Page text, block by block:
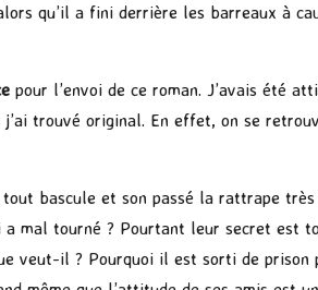
qu’il a fini derrière les barreaux à
pour l’envoi de ce roman. J’avais été
trouvé original. En effet, on se
bascule et son passé la rattrape très
a mal tourné ? Pourtant leur secret est
veut-il ? Pourquoi il est sorti de prison